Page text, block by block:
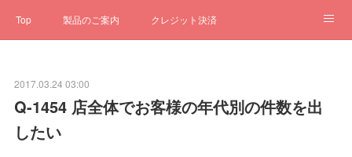
Top 製品のご案内 クレジット決済
2017.03.24 03:00
Q-1454 店全体でお客様の年代別の件数を出
したい